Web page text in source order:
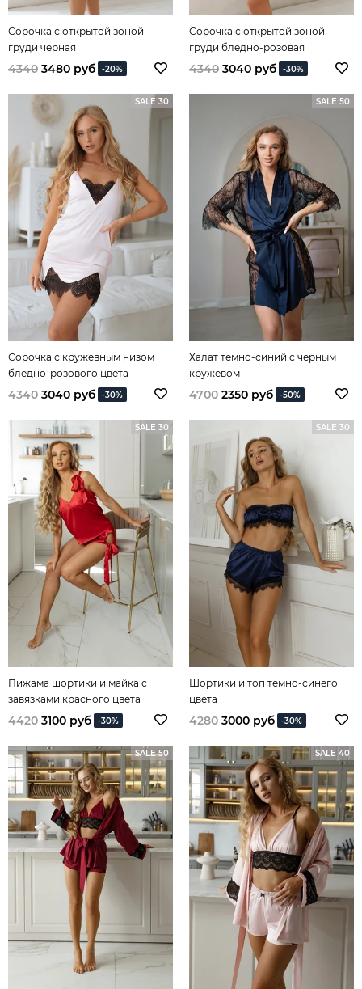
Сорочка с открытой зоной
груди черная
4340 3480 руб -20%
Сорочка с открытой зоной
груди бледно-розовая
4340 3040 руб -30%
SALE 30
Сорочка с кружевным низом
бледно-розового цвета
4340 3040 руб -30%
SALE 50
Халат темно-синий с черным
кружевом
4700 2350 руб -50%
SALE 30
Пижама шортики и майка с
завязками красного цвета
4420 3100 руб -30%
SALE 30
Шортики и топ темно-синего
цвета
4280 3000 руб -30%
SALE 50 SALE 40